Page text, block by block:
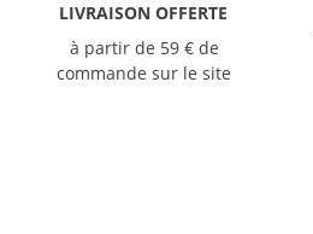
LIVRAISON OFFERTE
à partir de 59 € de
commande sur le site